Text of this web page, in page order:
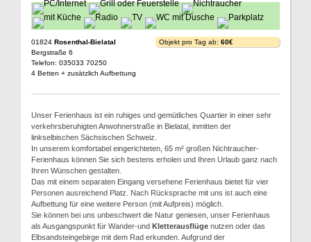
01824 Rosenthal-Bielatal
Bergstraße 6
Telefon: 035033 70250
4 Betten + zusätzlich Aufbettung
Objekt pro Tag ab: 60€
Unser Ferienhaus ist ein ruhiges und gemütliches Quartier in einer sehr
verkehrsberuhigten Anwohnerstraße in Bielatal, inmitten der
linkselbischen Sächsischen Schweiz.
In unserem komfortabel eingerichteten, 65 m² großen Nichtraucher-
Ferienhaus können Sie sich bestens erholen und Ihren Urlaub ganz nach
Ihren Wünschen gestalten.
Das mit einem separaten Eingang versehene Ferienhaus bietet für vier
Personen ausreichend Platz. Nach Rücksprache mit uns ist auch eine
Aufbettung für eine weitere Person (mit Aufpreis) möglich.
Sie können bei uns unbeschwert die Natur geniesen, unser Ferienhaus
als Ausgangspunkt für Wander-und Kletterausflüge nutzen oder das
Elbsandsteingebirge mit dem Rad erkunden. Aufgrund der